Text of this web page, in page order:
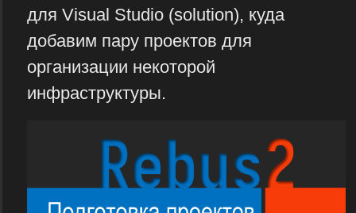
для Visual Studio (solution), куда
добавим пару проектов для
организации некоторой
инфраструктуры.